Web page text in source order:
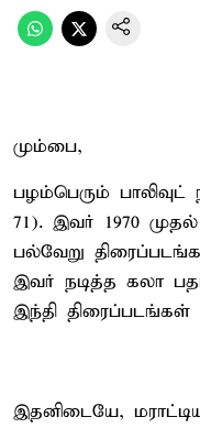
மும்பை,
பழம்பெரும்
71). இவர் 1970
பல்வேறு
இவர் நடித்த கலா
இந்தி திரைப்படங்கள்
இதனிடையே,